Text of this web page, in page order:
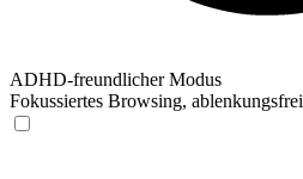
ADHD-freundlicher Modus
Fokussiertes Browsing, ablenkungsfrei